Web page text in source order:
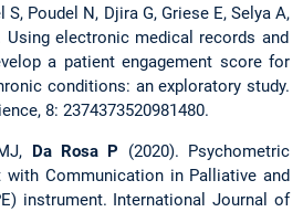
Poudel N, Djira G, Griese E, Selya A,
electronic medical records and
a patient engagement score for
conditions: an exploratory study.
8: 2374373520981480.
Da Rosa P (2020). Psychometric
Communication in Palliative and
instrument. International Journal of